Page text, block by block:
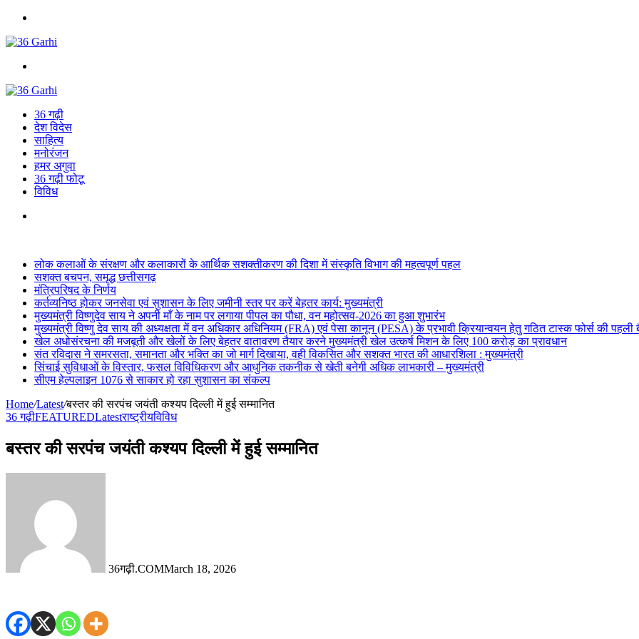
36 गढ़ी
देश विदेस
साहित्य
मनोरंजन
हमर अगुवा
36 गढ़ी फोटू
विविध
लोक कलाओं के संरक्षण और कलाकारों के आर्थिक सशक्तीकरण की दिशा में संस्कृति विभाग की महत्वपूर्ण पहल
सशक्त बचपन, समृद्ध छत्तीसगढ़
मंत्रिपरिषद के निर्णय
कर्तव्यनिष्ठ होकर जनसेवा एवं सुशासन के लिए जमीनी स्तर पर करें बेहतर कार्य: मुख्यमंत्री
मुख्यमंत्री विष्णुदेव साय ने अपनी माँ के नाम पर लगाया पीपल का पौधा, वन महोत्सव-2026 का हुआ शुभारंभ
मुख्यमंत्री विष्णु देव साय की अध्यक्षता में वन अधिकार अधिनियम (FRA) एवं पेसा कानून (PESA) के प्रभावी क्रियान्वयन हेतु गठित टास्क फोर्स की
खेल अधोसंरचना की मजबूती और खेलों के लिए बेहतर वातावरण तैयार करने मुख्यमंत्री खेल उत्कर्ष मिशन के लिए 100 करोड़ का प्रावधान
संत रविदास ने समरसता, समानता और भक्ति का जो मार्ग दिखाया, वही विकसित और सशक्त भारत की आधारशिला : मुख्यमंत्री
सिंचाई सुविधाओं के विस्तार, फसल विविधिकरण और आधुनिक तकनीक से खेती बनेगी अधिक लाभकारी – मुख्यमंत्री
सीएम हेल्पलाइन 1076 से साकार हो रहा सुशासन का संकल्प
Home/Latest/बस्तर की सरपंच जयंती कश्यप दिल्ली में हुई सम्मानित
36 गढ़ीFEATUREDLatestराष्ट्रीयविविध
बस्तर की सरपंच जयंती कश्यप दिल्ली में हुई सम्मानित
36गढ़ी.COMMarch 18, 2026